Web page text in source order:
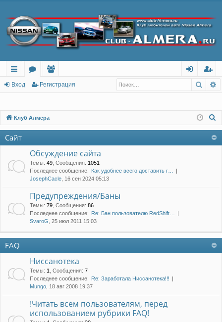
с
лк
и
о
м
ы
ол
ов
ат
ел
и
ег
тр
ац
ия
Вход Регистрация
Клуб Алмера
Сайт
Обсуждение сайта
Темы: 49 Сообщения: 1051
Последнее сообщение: Как удобнее всего доставить г…
JosephCacle , 16 сен 2024 05:13
Предупреждения/Баны
Темы: 79 Сообщения: 86
Последнее сообщение: Re: Бан пользователю RedShift…
SvaroG , 25 июл 2011 15:03
FAQ
Ниссанотека
Темы: 1 Сообщения: 7
Последнее сообщение: Re: Заработала Ниссанотека!!!
Mungo , 18 авг 2008 19:37
!Читать всем пользователям, перед
использованием рубрики FAQ!